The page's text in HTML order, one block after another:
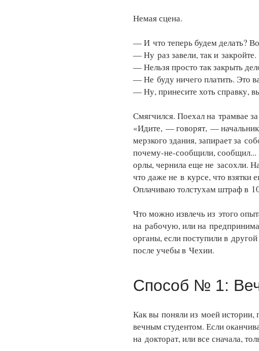
Немая сцена.
— И что теперь будем делать?
— Ну раз завели, так и закройте.
— Нельзя просто так закрыть
— Не буду ничего платить. Это
— Ну, принесите хоть справку,
Смягчился. Поехал на трамвае
«Идите, — говорят, — начальник
мерзкого здания, запирает за
почему-не-сообщили, сообщил...
орлы, чернила еще не засохли.
что даже не в курсе, что
Оплачиваю толстухам штраф в
Что можно извлечь из этого
на рабочую, или на
органы, если поступили в
после учебы в Чехии.
Способ № 1:
Как вы поняли из моей истории,
вечным студентом. Если
на докторат, или все сначала,